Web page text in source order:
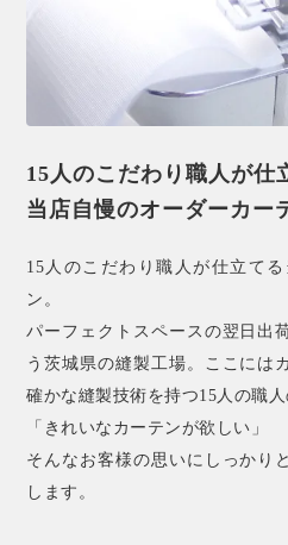
15人のこだわり職人が仕
当店自慢のオーダーカー
15人のこだわり職人が仕立て
ン。
パーフェクトスペースの翌日出
う茨城県の縫製工場。ここには
確かな縫製技術を持つ15人の職人
「きれいなカーテンが欲しい」
そんなお客様の思いにしっかり
します。